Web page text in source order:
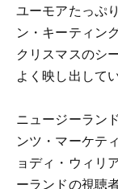
ユーモアたっぷ
ン・キーティン
クリスマスのシ
よく映し出して
ニュージーラン
ンツ・マーケテ
ョディ・ウィリ
ーランドの視聴